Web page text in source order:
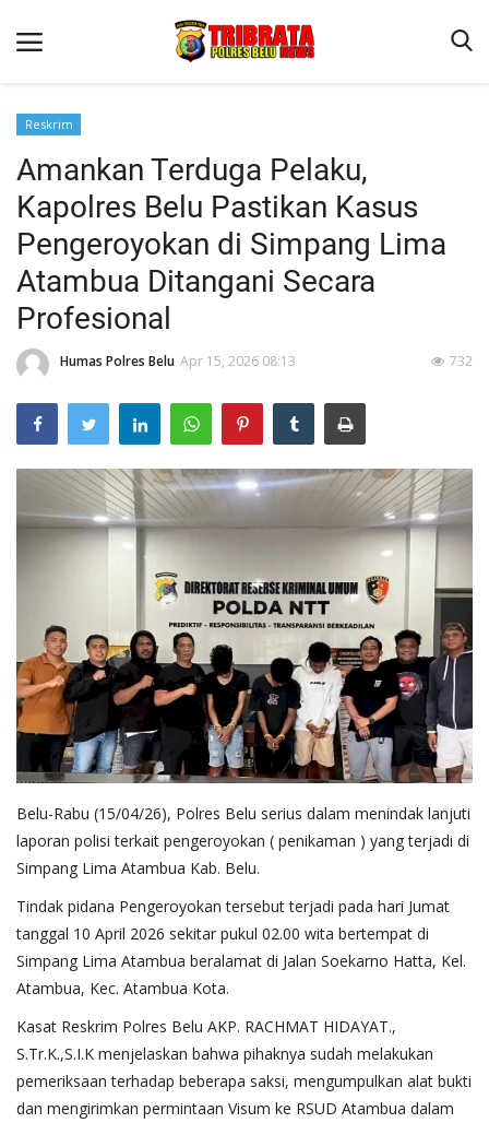
Beranda
Terms & Conditions
Reskrim
Binkam
Lantas
Polisi Kita
Mitra Polisi
Giat Ops
Reskrim
Amankan Terduga Pelaku,
Kapolres Belu Pastikan Kasus
Pengeroyokan di Simpang Lima
Atambua Ditangani Secara
Profesional
Humas Polres Belu Apr 15, 2026 08:13 732
Belu-Rabu (15/04/26), Polres Belu serius dalam menindak lanjuti
laporan polisi terkait pengeroyokan ( penikaman ) yang terjadi di
Simpang Lima Atambua Kab. Belu.
Tindak pidana Pengeroyokan tersebut terjadi pada hari Jumat
tanggal 10 April 2026 sekitar pukul 02.00 wita bertempat di
Simpang Lima Atambua beralamat di Jalan Soekarno Hatta, Kel.
Atambua, Kec. Atambua Kota.
Kasat Reskrim Polres Belu AKP. RACHMAT HIDAYAT.,
S.Tr.K.,S.I.K menjelaskan bahwa pihaknya sudah melakukan
pemeriksaan terhadap beberapa saksi, mengumpulkan alat bukti
dan mengirimkan permintaan Visum ke RSUD Atambua dalam